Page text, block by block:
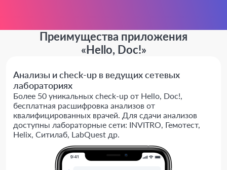
Преимущества приложения
«Hello, Doc!»
Анализы и check-up в ведущих сетевых
лабораториях
Более 50 уникальных check-up от Hello, Doc!,
бесплатная расшифровка анализов от
квалифицированных врачей. Для сдачи анализов
доступны лабораторные сети: INVITRO, Гемотест,
Helix, Ситилаб, LabQuest др.